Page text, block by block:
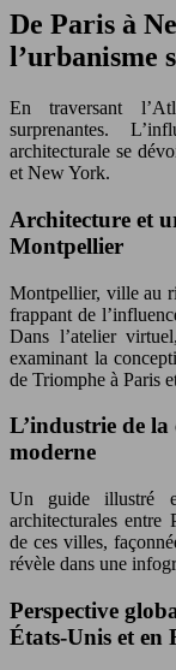
De Paris à
l’urbanisme
En traversant
surprenantes.
architecturale se
et New York.
Architecture et
Montpellier
Montpellier, ville au
frappant de
Dans l’atelier
examinant la
de Triomphe à Paris
L’industrie de la
moderne
Un guide illustré
architecturales
de ces villes,
révèle dans une
Perspective
États-Unis et en